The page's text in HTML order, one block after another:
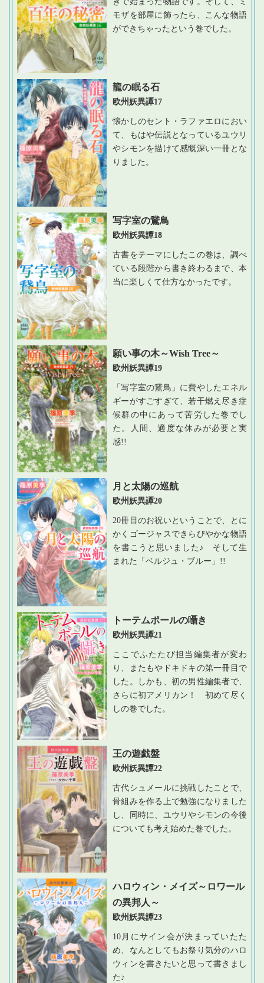
モザを部屋に飾ったら、こんな物語
ができちゃったという巻でした。
龍の眠る石
欧州妖異譚17
懐かしのセント・ラファエロにおい
て、もはや伝説となっているユウリ
やシモンを描けて感慨深い一冊とな
りました。
写字室の鵞鳥
欧州妖異譚18
古書をテーマにしたこの巻は、調べ
ている段階から書き終わるまで、本
当に楽しくて仕方なかったです。
願い事の木～Wish Tree～
欧州妖異譚19
「写字室の鵞鳥」に費やしたエネル
ギーがすごすぎて、若干燃え尽き症
候群の中にあって苦労した巻でし
た。人間、適度な休みが必要と実
感!!
月と太陽の巡航
欧州妖異譚20
20冊目のお祝いということで、とに
かくゴージャスできらびやかな物語
を書こうと思いました♪ そして生
まれた「ベルジュ・ブルー」!!
トーテムポールの囁き
欧州妖異譚21
ここでふたたび担当編集者が変わ
り、またもやドキドキの第一冊目で
した。しかも、初の男性編集者で、
さらに初アメリカン！ 初めて尽く
しの巻でした。
王の遊戯盤
欧州妖異譚22
古代シュメールに挑戦したことで、
骨組みを作る上で勉強になりました
し、同時に、ユウリやシモンの今後
についても考え始めた巻でした。
ハロウィン・メイズ～ロワール
の異邦人～
欧州妖異譚23
10月にサイン会が決まっていたた
め、なんとしてもお祭り気分のハロ
ウィンを書きたいと思って書きまし
た♪